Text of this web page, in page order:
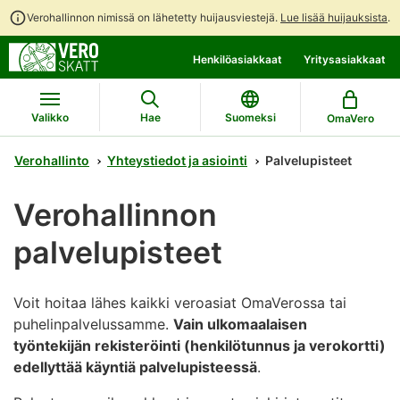
Verohallinnon nimissä on lähetetty huijausviestejä. Lue lisää huijauksista.
suoraan
sisältöön
koko
sivuston
hakuun
chattibotin
keskustelu
Henkilöasiakkaat Yritysasiakkaat
Valikko Hae Suomeksi OmaVero
Verohallinto Yhteystiedot ja asiointi Palvelupisteet
Verohallinnon
palvelupisteet
Voit hoitaa lähes kaikki veroasiat OmaVerossa tai
puhelinpalvelussamme. Vain ulkomaalaisen
työntekijän rekisteröinti (henkilötunnus ja verokortti)
edellyttää käyntiä palvelupisteessä.